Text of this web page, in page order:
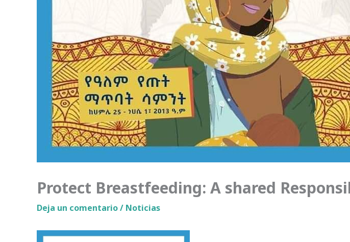
Protect Breastfeeding: A shared
Deja un comentario/ Noticias